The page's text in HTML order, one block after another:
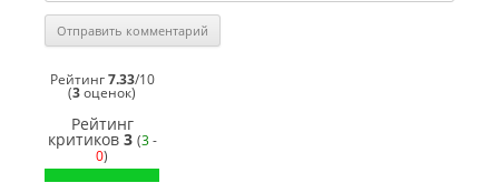
Рейтинг7.33/10
(3оценок)
Рейтинг
критиков 3 (3-
0)